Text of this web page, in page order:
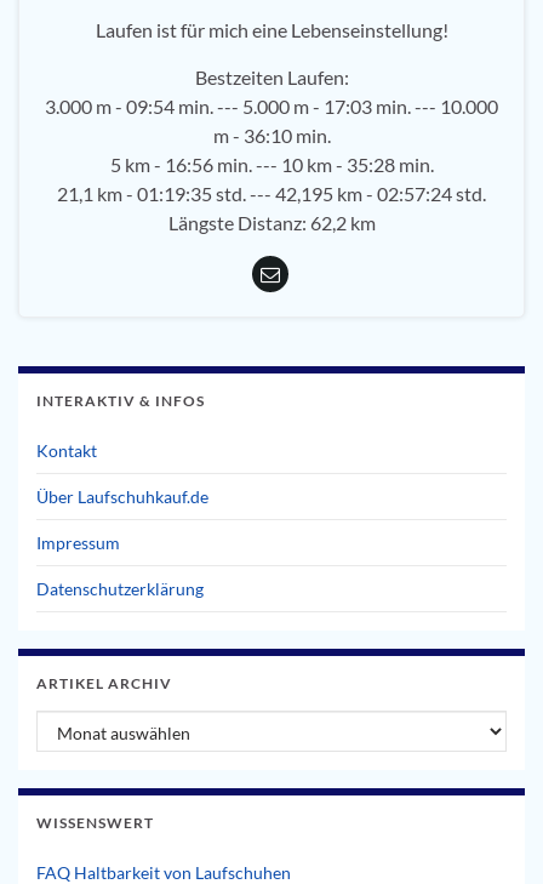
Laufen ist für mich eine Lebenseinstellung!
Bestzeiten Laufen:
3.000 m - 09:54 min. --- 5.000 m - 17:03 min. --- 10.000
m - 36:10 min.
5 km - 16:56 min. --- 10 km - 35:28 min.
21,1 km - 01:19:35 std. --- 42,195 km - 02:57:24 std.
Längste Distanz: 62,2 km
INTERAKTIV & INFOS
Kontakt
Über Laufschuhkauf.de
Impressum
Datenschutzerklärung
ARTIKEL ARCHIV
Artikel Archiv
WISSENSWERT
FAQ Haltbarkeit von Laufschuhen